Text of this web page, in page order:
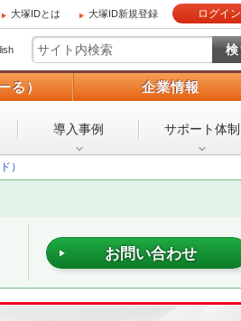
大塚IDとは 大塚ID新規登録 ログイン
る） 企業情報
導入事例 サポート体制
）
お問い合わせ